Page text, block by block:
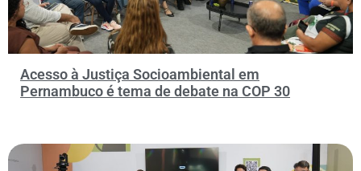
Acesso à Justiça Socioambiental em
Pernambuco é tema de debate na COP 30